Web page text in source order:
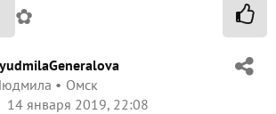
✿
Омск
14 января 2019, 22:08